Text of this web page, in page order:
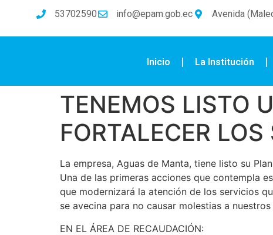
53702590 info@epam.gob.ec Avenida
Inicio La Institución
TENEMOS LISTO
FORTALECER LOS
La empresa, Aguas de Manta, tiene listo su
Una de las primeras acciones que contempla
que modernizará la atención de los servicios
se avecina para no causar molestias a nuestros
EN EL ÁREA DE RECAUDACIÓN: